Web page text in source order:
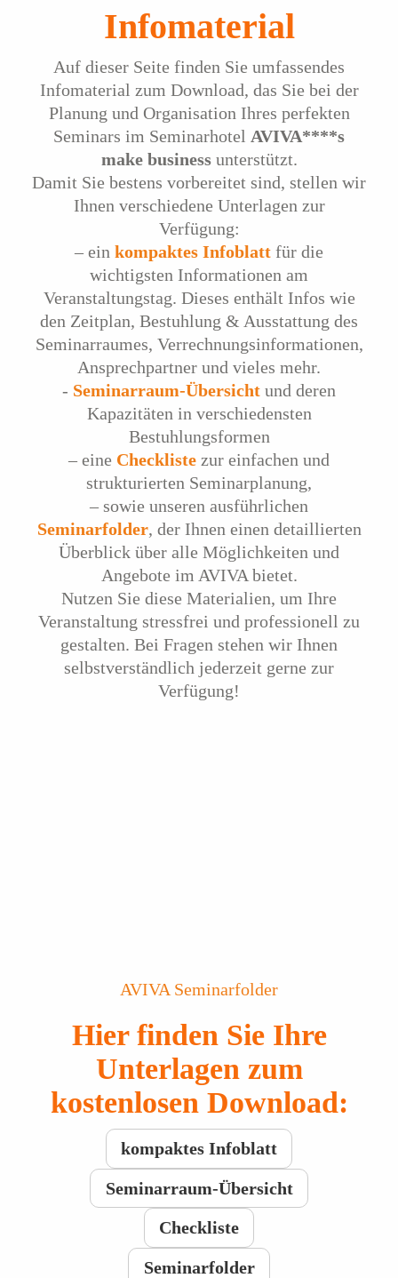
Infomaterial
Auf dieser Seite finden Sie umfassendes
Infomaterial zum Download, das Sie bei der
Planung und Organisation Ihres perfekten
Seminars im Seminarhotel AVIVA****s
make businessunterstützt.
Damit Sie bestens vorbereitet sind, stellen wir
Ihnen verschiedene Unterlagen zur
Verfügung:
– ein kompaktes Infoblatt für die
wichtigsten Informationen am
Veranstaltungstag. Dieses enthält Infos wie
den Zeitplan, Bestuhlung & Ausstattung des
Seminarraumes, Verrechnungsinformationen,
Ansprechpartner und vieles mehr.
- Seminarraum-Übersicht und deren
Kapazitäten in verschiedensten
Bestuhlungsformen
– eine Checkliste zur einfachen und
strukturierten Seminarplanung,
– sowie unseren ausführlichen
Seminarfolder, der Ihnen einen detaillierten
Überblick über alle Möglichkeiten und
Angebote im AVIVA bietet.
Nutzen Sie diese Materialien, um Ihre
Veranstaltung stressfrei und professionell zu
gestalten. Bei Fragen stehen wir Ihnen
selbstverständlich jederzeit gerne zur
Verfügung!
AVIVA Seminarfolder
Hier finden Sie Ihre
Unterlagen zum
kostenlosen Download:
kompaktes Infoblatt
Seminarraum-Übersicht
Checkliste
Seminarfolder